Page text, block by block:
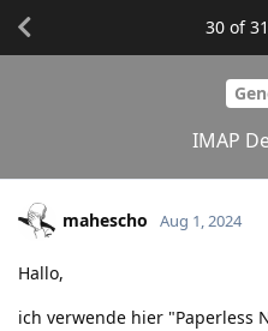
IMAP
30 of31
mahescho Aug 1, 2024
Hallo,
ich verwende hier "Paperless